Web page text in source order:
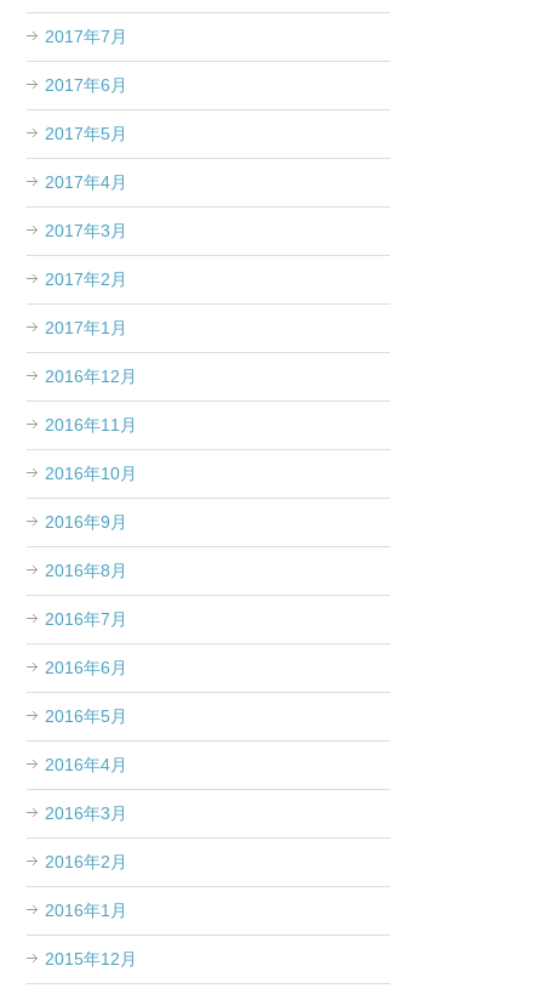
2017年7月
2017年6月
2017年5月
2017年4月
2017年3月
2017年2月
2017年1月
2016年12月
2016年11月
2016年10月
2016年9月
2016年8月
2016年7月
2016年6月
2016年5月
2016年4月
2016年3月
2016年2月
2016年1月
2015年12月